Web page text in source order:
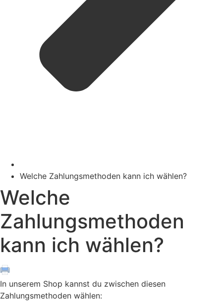
Welche Zahlungsmethoden kann ich wählen?
Welche
Zahlungsmethoden
kann ich wählen?
In unserem Shop kannst du zwischen diesen
Zahlungsmethoden wählen: